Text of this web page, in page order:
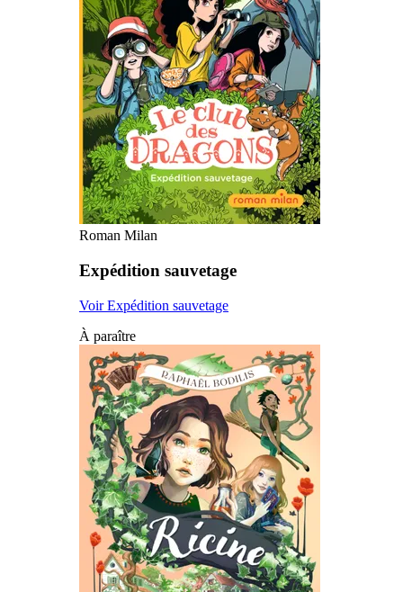
Roman Milan
Expédition sauvetage
Voir Expédition sauvetage
À paraître